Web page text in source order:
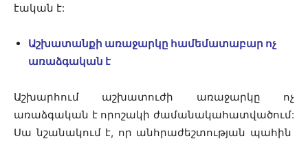
էական է:
Աշխատանքի առաջարկը համեմատաբար ոչ
առաձգական է
Աշխարհում աշխատուժի առաջարկը ոչ
առաձգական է որոշակի ժամանակահատվածում:
Սա նշանակում է, որ անհրաժեշտության պահին